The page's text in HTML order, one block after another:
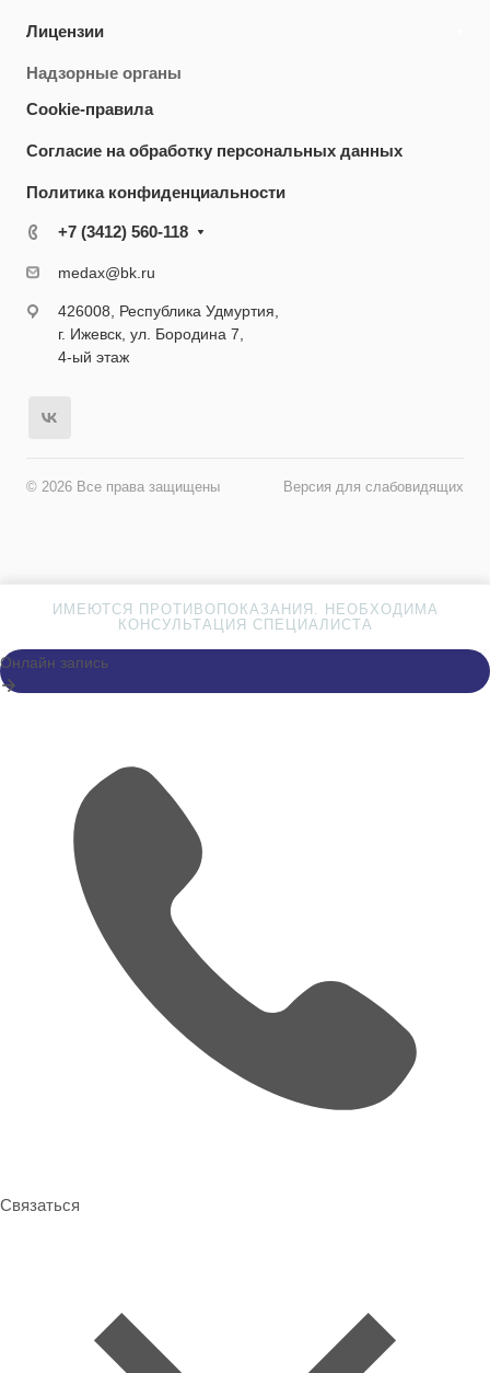
Лицензии
Надзорные органы
Cookie-правила
Согласие на обработку персональных данных
Политика конфиденциальности
+7 (3412) 560-118
medax@bk.ru
426008, Республика Удмуртия,
г. Ижевск, ул. Бородина 7,
4-ый этаж
© 2026 Все права защищены Версия для слабовидящих
ИМЕЮТСЯ ПРОТИВОПОКАЗАНИЯ. НЕОБХОДИМА
КОНСУЛЬТАЦИЯ СПЕЦИАЛИСТА